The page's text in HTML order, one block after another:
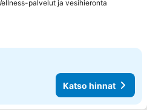
palvelut ja vesihieronta
Katso hinnat